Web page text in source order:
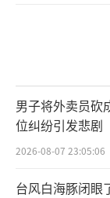
男子将外卖员砍
位纠纷引发悲剧
2026-08-07 23:05:06
台风白海豚闭眼